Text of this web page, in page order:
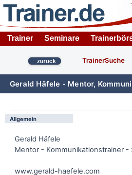
Trainer Seminare
zurück TrainerSuche
Gerald Häfele - Mentor,
Allgemein
Gerald Häfele
Mentor - Kommunikationstrainer -
www.gerald-haefele.com